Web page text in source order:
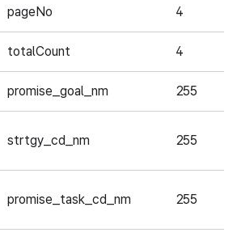
pageNo 4
totalCount 4
promise_goal_nm 255
strtgy_cd_nm 255
promise_task_cd_nm 255